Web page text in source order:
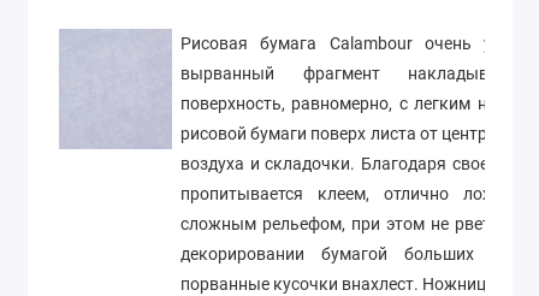
Рисовая бумага Calambour очень
вырванный фрагмент накладываем
поверхность, равномерно, с легким
рисовой бумаги поверх листа от центра к
воздуха и складочки. Благодаря своей
пропитывается клеем, отлично
сложным рельефом, при этом не рвется и
декорировании бумагой больших
порванные кусочки внахлест. Ножницами